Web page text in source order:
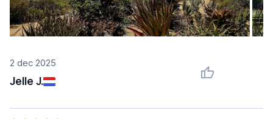
2 dec 2025
Jelle J.